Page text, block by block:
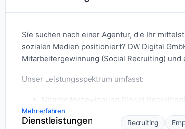
Sie suchen nach einer Agentur, die Ihr
sozialen Medien positioniert? DW Digital
Mitarbeitergewinnung (Social Recruiting) und
Unser Leistungsspektrum umfasst:
Mitarbeitergewinnung (Social
Recruiting-Kampagnen, um qualifizierte
Auftragsgewinnung: Wir helfen Ihnen,
Mehr erfahren
Dienstleistungen Recruiting